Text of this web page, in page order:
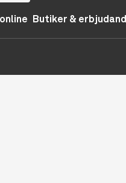
Butiker &